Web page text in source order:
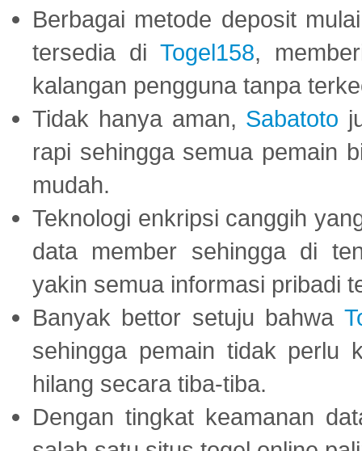
Berbagai metode deposit
tersedia di Togel158,
kalangan pengguna tanpa
Tidak hanya aman, Sabatoto
rapi sehingga semua pemain
mudah.
Teknologi enkripsi canggih
data member sehingga di
yakin semua informasi pribadi
Banyak bettor setuju bahwa
sehingga pemain tidak perlu
hilang secara tiba-tiba.
Dengan tingkat keamanan